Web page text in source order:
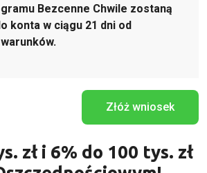
Bezcenne Chwile zostaną
konta w ciągu 21 dni od
Złóż wniosek
zł i 6% do 100 tys. zł